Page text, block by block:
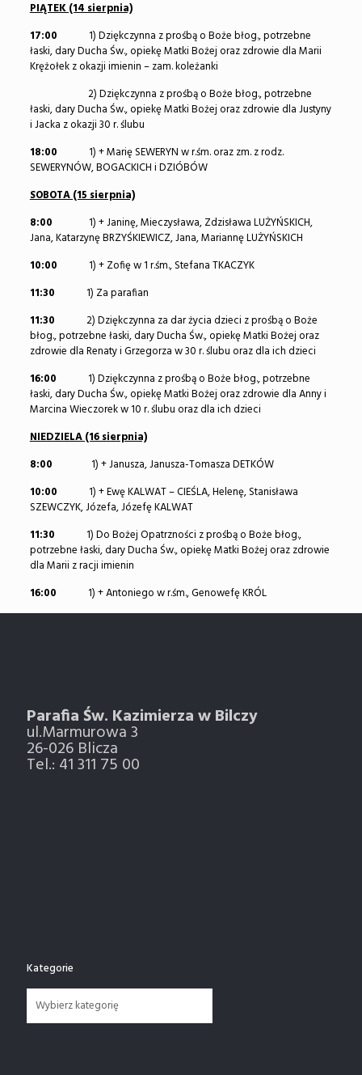
PIĄTEK (14 sierpnia)
17:00 1) Dziękczynna z prośbą o Boże błog., potrzebne
łaski, dary Ducha Św., opiekę Matki Bożej oraz zdrowie dla Marii
Krężołek z okazji imienin – zam. koleżanki
2) Dziękczynna z prośbą o Boże błog., potrzebne
łaski, dary Ducha Św., opiekę Matki Bożej oraz zdrowie dla Justyny
i Jacka z okazji 30 r. ślubu
18:00 1) + Marię SEWERYN w r.śm. oraz zm. z rodz.
SEWERYNÓW, BOGACKICH i DZIÓBÓW
SOBOTA (15 sierpnia)
8:00 1) + Janinę, Mieczysława, Zdzisława LUŻYŃSKICH,
Jana, Katarzynę BRZYŚKIEWICZ, Jana, Mariannę LUŻYŃSKICH
10:00 1) + Zofię w 1 r.śm., Stefana TKACZYK
11:30 1) Za parafian
11:30 2) Dziękczynna za dar życia dzieci z prośbą o Boże
błog., potrzebne łaski, dary Ducha Św., opiekę Matki Bożej oraz
zdrowie dla Renaty i Grzegorza w 30 r. ślubu oraz dla ich dzieci
16:00 1) Dziękczynna z prośbą o Boże błog., potrzebne
łaski, dary Ducha Św., opiekę Matki Bożej oraz zdrowie dla Anny i
Marcina Wieczorek w 10 r. ślubu oraz dla ich dzieci
NIEDZIELA (16 sierpnia)
8:00 1) + Janusza, Janusza-Tomasza DETKÓW
10:00 1) + Ewę KALWAT – CIEŚLA, Helenę, Stanisława
SZEWCZYK, Józefa, Józefę KALWAT
11:30 1) Do Bożej Opatrzności z prośbą o Boże błog.,
potrzebne łaski, dary Ducha Św., opiekę Matki Bożej oraz zdrowie
dla Marii z racji imienin
16:00 1) + Antoniego w r.śm., Genowefę KRÓL
Parafia Św. Kazimierza w Bilczy
ul.Marmurowa 3
26-026 Blicza
Tel.: 41 311 75 00
Kategorie